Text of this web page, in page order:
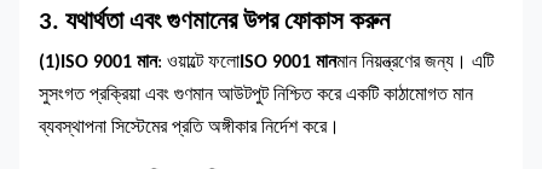
3. যথার্থতা এবং গুণমানের উপর ফোকাস করুন
(1) ISO 9001 মান: ওয়াল্টে ফলো ISO 9001 মানমান নিয়ন্ত্রণের জন্য। এটি
সুসংগত প্রক্রিয়া এবং গুণমান আউটপুট নিশ্চিত করে একটি কাঠামোগত মান
ব্যবস্থাপনা সিস্টেমের প্রতি অঙ্গীকার নির্দেশ করে।